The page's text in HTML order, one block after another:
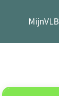
MijnVLB